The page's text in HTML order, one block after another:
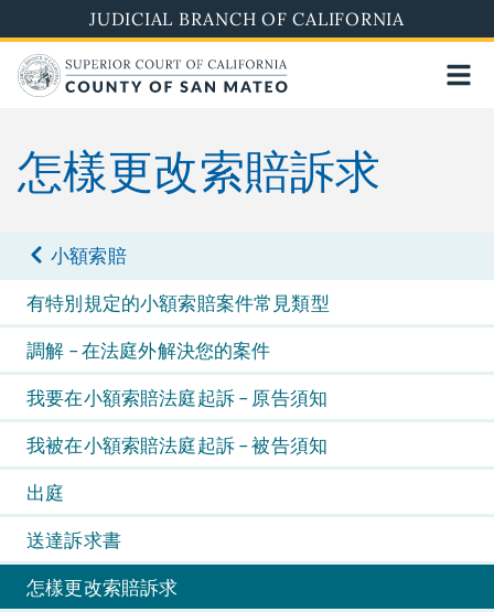
to
main
content
JUDICIAL BRANCH OF CALIFORNIA
怎樣更改索賠訴求
小額索賠
有特別規定的小額索賠案件常見類型
調解 – 在法庭外解決您的案件
我要在小額索賠法庭起訴 – 原告須知
我被在小額索賠法庭起訴 – 被告須知
出庭
送達訴求書
怎樣更改索賠訴求